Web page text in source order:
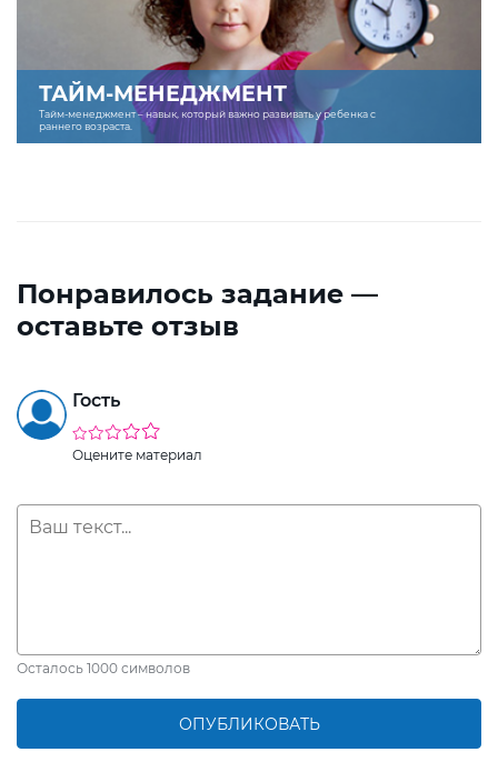
ТАЙМ-МЕНЕДЖМЕНТ
Тайм-менеджмент – навык, который важно развивать у ребенка с
раннего возраста.
Понравилось задание —
оставьте отзыв
Гость
Оцените материал
Осталось 1000 символов
ОПУБЛИКОВАТЬ